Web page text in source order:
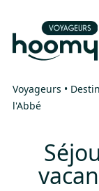
au
menu
contenu
Voyageurs •
l'Abbé